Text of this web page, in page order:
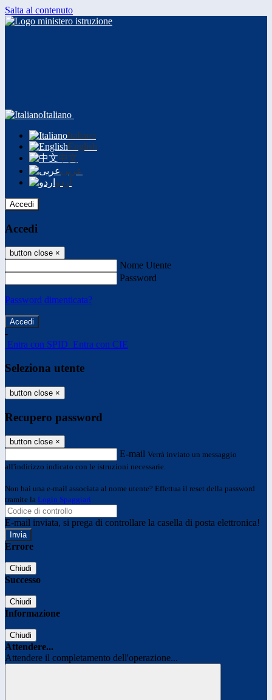
Salta al contenuto
Italiano
Italiano
English
中文
عربى
اردو
Accedi
Accedi
button close ×
Nome Utente
Password
Password dimenticata?
-
Entra con SPID Entra con CIE
Seleziona utente
button close ×
Recupero password
button close ×
E-mail Verrà inviato un messaggio
all'indirizzo indicato con le istruzioni necessarie.
Non hai una e-mail associata al nome utente? Effettua il reset della password
tramite la Login Spaggiari
E-mail inviata, si prega di controllare la casella di posta elettronica!
Errore
Chiudi
Successo
Chiudi
Informazione
Chiudi
Attendere...
Attendere il completamento dell'operazione...